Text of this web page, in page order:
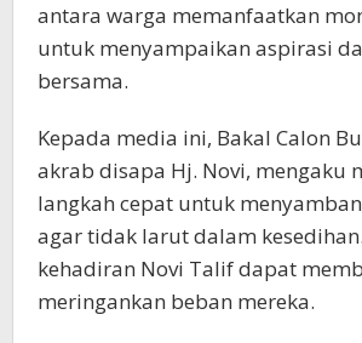
antara warga memanfaatkan
untuk menyampaikan aspirasi
bersama.
Kepada media ini, Bakal Calon
akrab disapa Hj. Novi, mengaku
langkah cepat untuk
agar tidak larut dalam
kehadiran Novi Talif dapat
meringankan beban mereka.